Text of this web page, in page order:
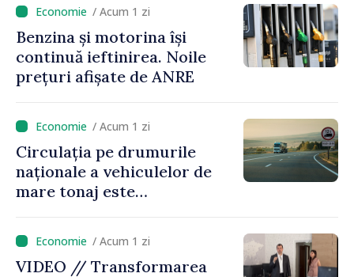
/ Acum 1 zi
Benzina și motorina își
continuă ieftinirea. Noile
prețuri afișate de ANRE
/ Acum 1 zi
Circulația pe drumurile
naționale a vehiculelor de
mare tonaj este
caniculă
/ Acum 1 zi
VIDEO // Transformarea